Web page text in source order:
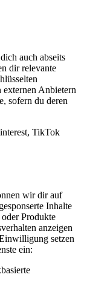
auch abseits
dir relevante
externen Anbietern
sofern du deren
TikTok
wir dir auf
Inhalte
Produkte
anzeigen
setzen
ein: